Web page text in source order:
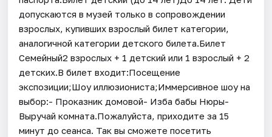
допускаются в музей только в сопровождении
взрослых, купивших взрослый билет категории,
аналогичной категории детского билета.Билет
Семейный2 взрослых + 1 детский или 1 взрослый + 2
детских.В билет входит:Посещение
экспозиции;Шоу иллюзиониста;Иммерсивное шоу на
выбор:- Проказник домовой- Изба бабы Нюры-
Выручай комната.Пожалуйста, приходите за 15
минут до сеанса. Так вы сможете посетить